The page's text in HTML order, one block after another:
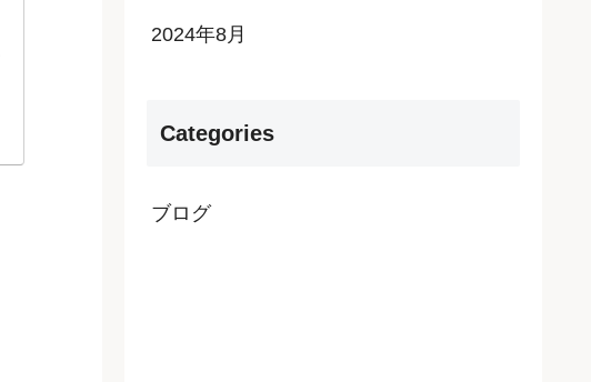
2024年8月
Categories
ブログ